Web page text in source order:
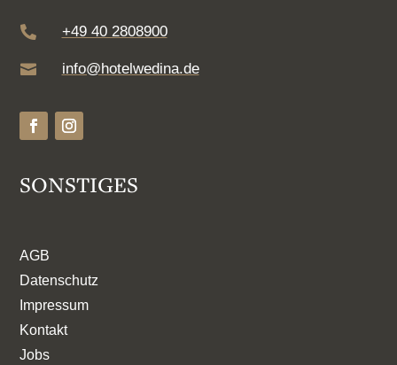
 +49 40 2808900
 info@hotelwedina.de
SONSTIGES
AGB
Datenschutz
Impressum
Kontakt
Jobs